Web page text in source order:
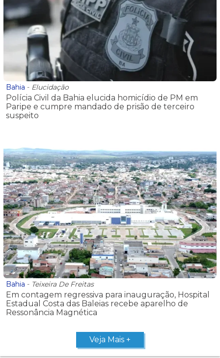
Bahia - Elucidação
Polícia Civil da Bahia elucida homicídio de PM em
Paripe e cumpre mandado de prisão de terceiro
suspeito
Bahia - Teixeira De Freitas
Em contagem regressiva para inauguração, Hospital
Estadual Costa das Baleias recebe aparelho de
Ressonância Magnética
Veja Mais +